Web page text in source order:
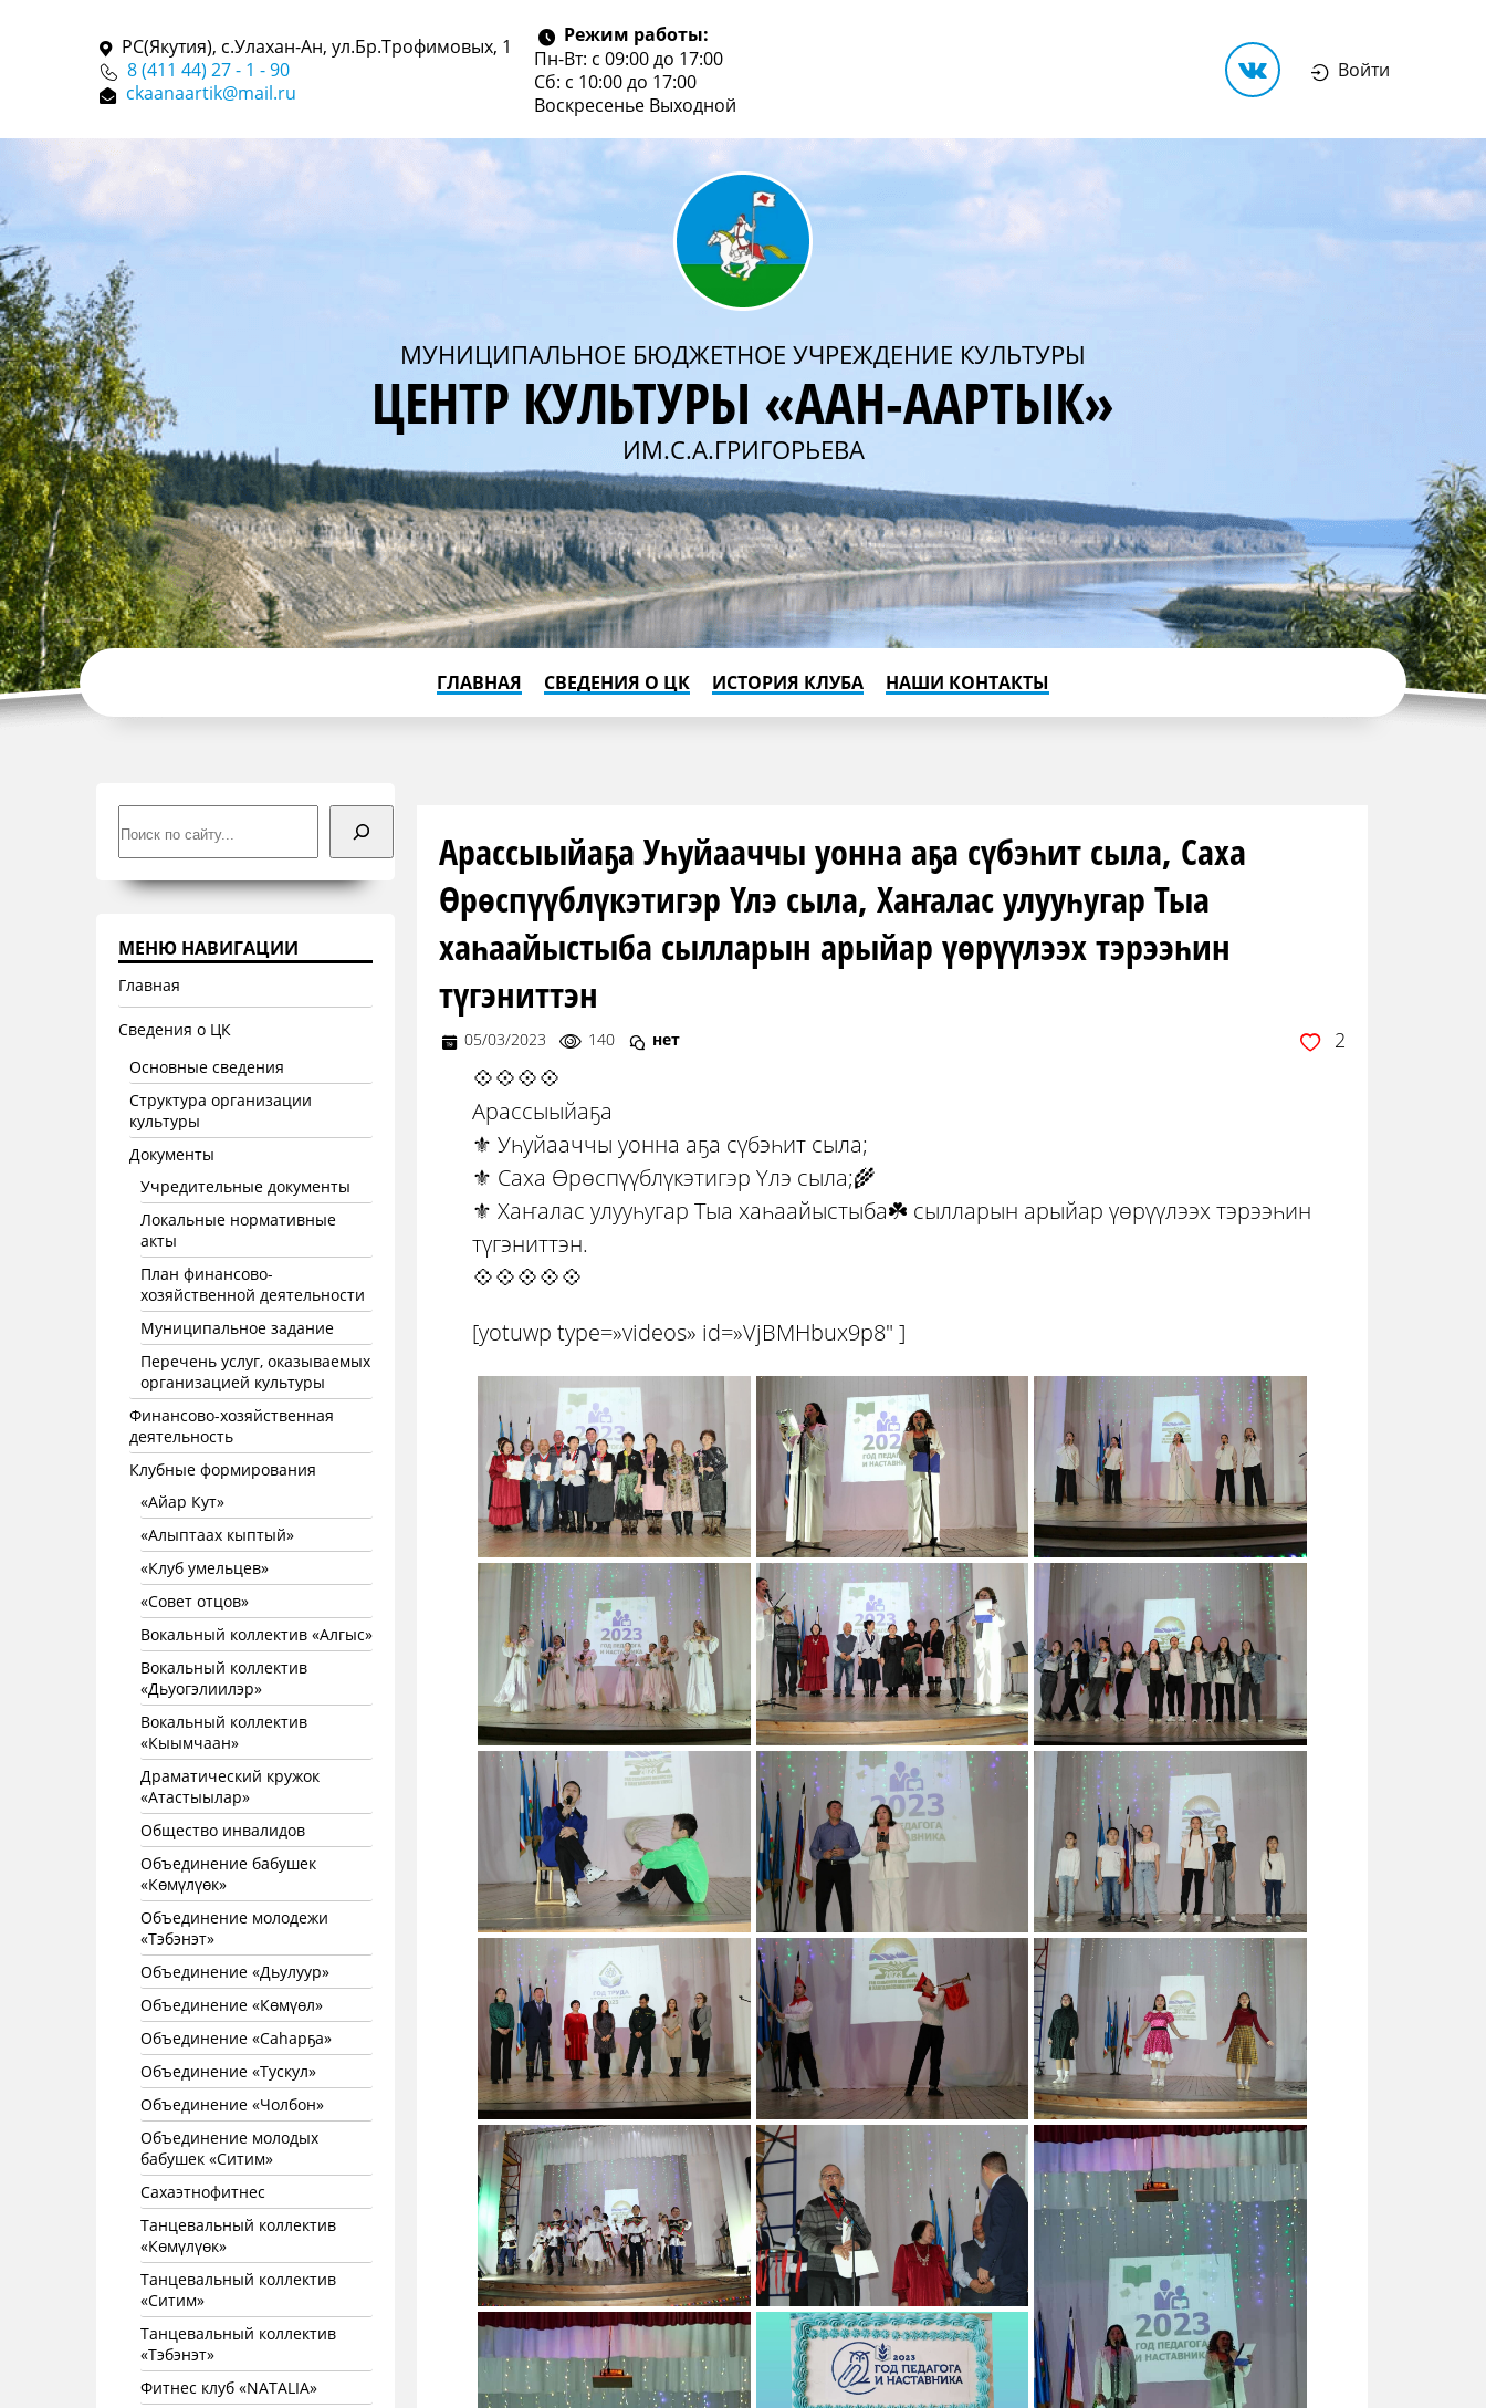
РС(Якутия), с.Улахан-Ан, ул.Бр.Трофимовых, 1
8 (411 44) 27 - 1 - 90
ckaanaartik@mail.ru
Режим работы:
Пн-Вт: с 09:00 до 17:00
Сб: с 10:00 до 17:00
Воскресенье Выходной
Войти
МУНИЦИПАЛЬНОЕ БЮДЖЕТНОЕ УЧРЕЖДЕНИЕ КУЛЬТУРЫ
ЦЕНТР КУЛЬТУРЫ «ААН-ААРТЫК»
ИМ.С.А.ГРИГОРЬЕВА
ГЛАВНАЯ СВЕДЕНИЯ О ЦК ИСТОРИЯ КЛУБА НАШИ КОНТАКТЫ
МЕНЮ НАВИГАЦИИ
Главная
Сведения о ЦК
Основные сведения
Структура организации
культуры
Документы
Учредительные документы
Локальные нормативные
акты
План финансово-
хозяйственной деятельности
Муниципальное задание
Перечень услуг, оказываемых
организацией культуры
Финансово-хозяйственная
деятельность
Клубные формирования
«Айар Кут»
«Алыптаах кыптый»
«Клуб умельцев»
«Совет отцов»
Вокальный коллектив «Алгыс»
Вокальный коллектив
«Дьуогэлиилэр»
Вокальный коллектив
«Кыымчаан»
Драматический кружок
«Атастыылар»
Общество инвалидов
Объединение бабушек
«Көмүлүөк»
Объединение молодежи
«Тэбэнэт»
Объединение «Дьулуур»
Объединение «Көмүөл»
Объединение «Саhарҕа»
Объединение «Тускул»
Объединение «Чолбон»
Объединение молодых
бабушек «Ситим»
Сахаэтнофитнес
Танцевальный коллектив
«Көмүлүөк»
Танцевальный коллектив
«Ситим»
Танцевальный коллектив
«Тэбэнэт»
Фитнес клуб «NATALIA»
Арассыыйаҕа Уһуйааччы уонна аҕа сүбэһит сыла, Саха
Өрөспүүблүкэтигэр Үлэ сыла, Хаҥалас улууһугар Тыа
хаһаайыстыба сылларын арыйар үөрүүлээх тэрээһин
түгэниттэн
05/03/2023 140 нет 2
💠💠💠💠
Арассыыйаҕа
⚜️ Уһуйааччы уонна аҕа сүбэһит сыла;
⚜️ Саха Өрөспүүблүкэтигэр Үлэ сыла;🌾
⚜️ Хаҥалас улууһугар Тыа хаһаайыстыба☘️ сылларын арыйар үөрүүлээх тэрээһин
түгэниттэн.
💠💠💠💠💠
[yotuwp type=»videos» id=»VjBMHbux9p8″ ]